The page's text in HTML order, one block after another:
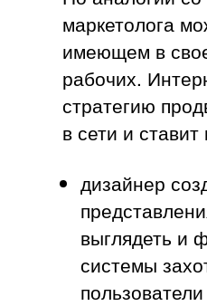
маркетолога
имеющем в
рабочих.
стратегию
в сети и
дизайнер
выглядеть и
системы